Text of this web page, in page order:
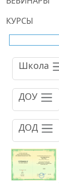
КУРСЫ
Школа
ДОУ
ДОД